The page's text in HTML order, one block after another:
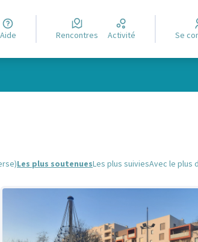
Aide Rencontres Activité Se
Les plus soutenuesLes plus suiviesAvec le plus